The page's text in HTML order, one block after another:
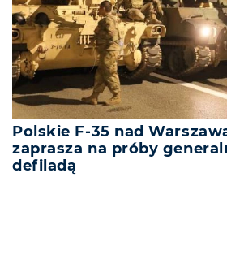
Polskie F-35 nad
zaprasza na próby
defiladą